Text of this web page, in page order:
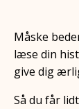
Måske
læse din
give dig
Så du får